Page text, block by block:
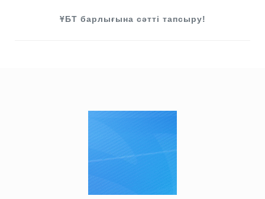
ҰБТ барлығына сәтті тапсыру!